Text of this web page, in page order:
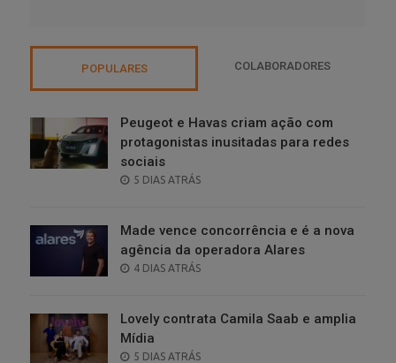
POPULARES COLABORADORES
Peugeot e Havas criam ação com
protagonistas inusitadas para redes
sociais
POSTED
5 DIAS ATRÁS
Made vence concorrência e é a nova
agência da operadora Alares
POSTED
4 DIAS ATRÁS
Lovely contrata Camila Saab e amplia
Mídia
POSTED
5 DIAS ATRÁS